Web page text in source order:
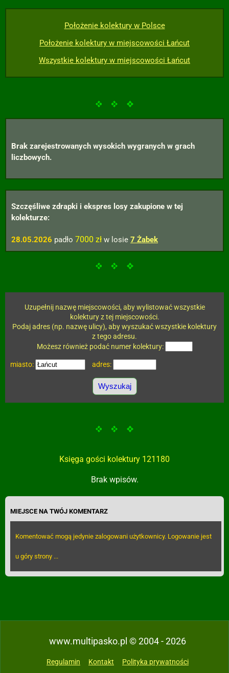
Położenie kolektury w Polsce
Położenie kolektury w miejscowości Łańcut
Wszystkie kolektury w miejscowości Łańcut
Brak zarejestrowanych wysokich wygranych w grach
liczbowych.
Szczęśliwe zdrapki i ekspres losy zakupione w tej
kolekturze:
28.05.2026 padło 7000 zł w losie 7 Żabek
Uzupełnij nazwę miejscowości, aby wylistować wszystkie
kolektury z tej miejscowości.
Podaj adres (np. nazwę ulicy), aby wyszukać wszystkie kolektury
z tego adresu.
Możesz również podać numer kolektury:
miasto: adres:
Księga gości kolektury 121180
Brak wpisów.
MIEJSCE NA TWÓJ KOMENTARZ
Komentować mogą jedynie zalogowani użytkownicy. Logowanie jest
u góry strony ...
www.multipasko.pl © 2004 - 2026
Regulamin Kontakt Polityka prywatności